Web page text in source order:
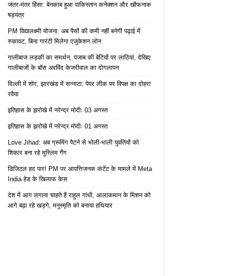
जंतर-मंतर हिंसा: बेनकाब हुआ पाकिस्तान कनेक्शन और खौफनाक
षड्यंत्र
PM विद्यालक्ष्मी योजना: अब पैसों की कमी नहीं बनेगी पढ़ाई में
रुकावट, बिना गारंटी मिलेगा एजुकेशन लोन
गालीबाज लड़की का समर्थन, पंजाब की बेटियों पर लाठियां, देखिए
गालीबाजों के बॉस अरविंद केजरीवाल का दोगलापन
दिल्ली में शोर, झारखंड में सन्नाटा: पेपर लीक पर विपक्ष का दोहरा
रवैया
इतिहास के झरोखे में नरेन्द्र मोदीः 03 अगस्त
इतिहास के झरोखे में नरेन्द्र मोदीः 01 अगस्त
Love Jihad: अब ग्रूमिंग पैटर्न से भोली-भाली युवतियों को
शिकार बना रहे मुस्लिम गैंग
डिजिटल हद पार! PM पर आपत्तिजनक कंटेंट के मामले में Meta
India हेड के खिलाफ केस
देश में आग लगाना चाहते हैं राहुल गांधी, आलाकमान के मिशन को
आगे बढ़ा रहे खड़गे, मनुस्मृति को बनाया हथियार